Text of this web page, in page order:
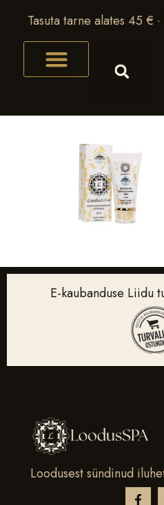
Tasuta tarne alates 45 €
E-kaubanduse Liidu
Loodusest sündinud